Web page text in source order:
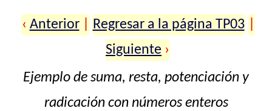
‹ Anterior Regresar a la página TP03
Siguiente ›
Ejemplo de suma, resta, potenciación y
radicación con números enteros